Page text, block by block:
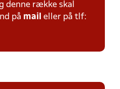
denne række skal
på mail eller på tlf: